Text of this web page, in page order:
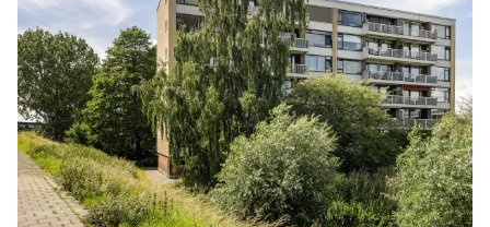
opgenomen.
Notariskeuze en kosten
In principe ligt de notariskeuze bij de koper. Het
doorhalen van de hypothecaire inschrijving in
het kadaster moet door de verkoper betaald
worden. Zijn de kosten voor deze doorhaling
hoger dan € 400,- inclusief BTW dan wordt het